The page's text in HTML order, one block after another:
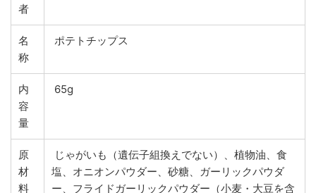
者
名
称
ポテトチップス
内
容
量
65g
原
材
料
じゃがいも（遺伝子組換えでない）、植物油、食
塩、オニオンパウダー、砂糖、ガーリックパウダ
ー、フライドガーリックパウダー（小麦・大豆を含